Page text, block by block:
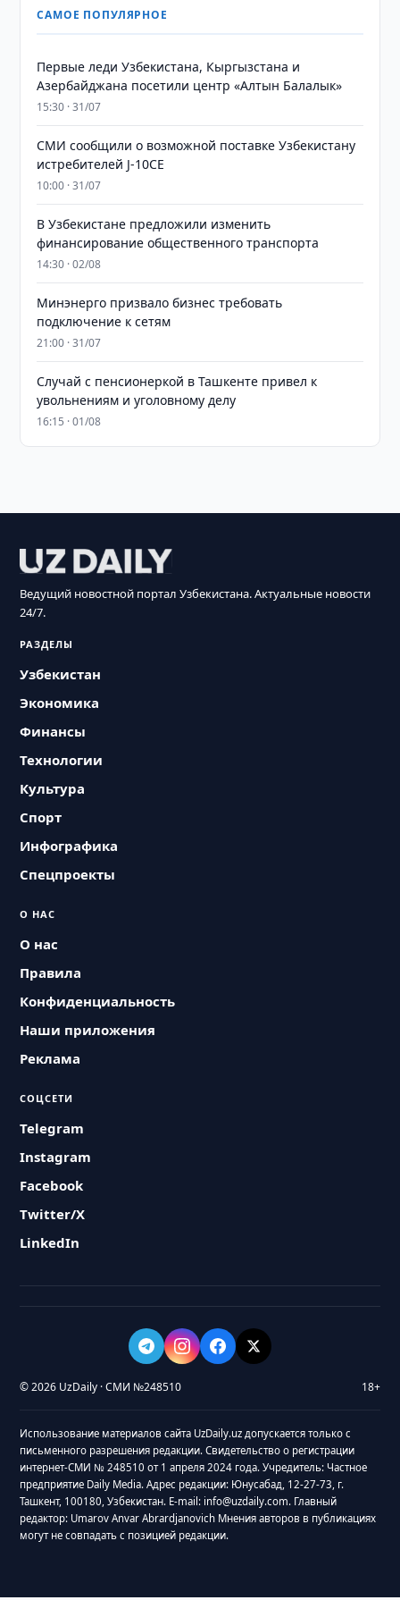
САМОЕ ПОПУЛЯРНОЕ
Первые леди Узбекистана, Кыргызстана и
Азербайджана посетили центр «Алтын Балалык»
15:30 · 31/07
СМИ сообщили о возможной поставке Узбекистану
истребителей J-10CE
10:00 · 31/07
В Узбекистане предложили изменить
финансирование общественного транспорта
14:30 · 02/08
Минэнерго призвало бизнес требовать
подключение к сетям
21:00 · 31/07
Случай с пенсионеркой в Ташкенте привел к
увольнениям и уголовному делу
16:15 · 01/08
Ведущий новостной портал Узбекистана. Актуальные новости
24/7.
РАЗДЕЛЫ
Узбекистан
Экономика
Финансы
Технологии
Культура
Спорт
Инфографика
Спецпроекты
О НАС
О нас
Правила
Конфиденциальность
Наши приложения
Реклама
СОЦСЕТИ
Telegram
Instagram
Facebook
Twitter/X
LinkedIn
© 2026 UzDaily · СМИ №248510 18+
Использование материалов сайта UzDaily.uz допускается только с
письменного разрешения редакции. Свидетельство о регистрации
интернет-СМИ № 248510 от 1 апреля 2024 года. Учредитель: Частное
предприятие Daily Media. Адрес редакции: Юнусабад, 12-27-73, г.
Ташкент, 100180, Узбекистан. E-mail: info@uzdaily.com. Главный
редактор: Umarov Anvar Abrardjanovich Мнения авторов в публикациях
могут не совпадать с позицией редакции.